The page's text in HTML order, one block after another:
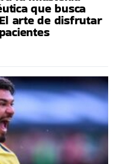
que busca
arte de disfrutar